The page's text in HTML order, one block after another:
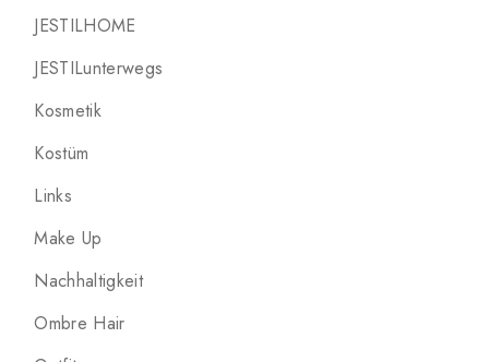
JESTILHOME
JESTILunterwegs
Kosmetik
Kostüm
Links
Make Up
Nachhaltigkeit
Ombre Hair